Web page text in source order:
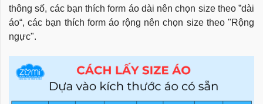
thông số, các bạn thích form áo dài nên chọn size theo ”dài
áo“, các bạn thích form áo rộng nên chọn size theo "Rộng
ngực".